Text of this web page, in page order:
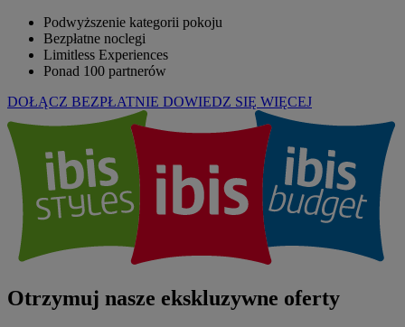
Podwyższenie kategorii pokoju
Bezpłatne noclegi
Limitless Experiences
Ponad 100 partnerów
DOŁĄCZ BEZPŁATNIE DOWIEDZ SIĘ WIĘCEJ
Otrzymuj nasze ekskluzywne oferty